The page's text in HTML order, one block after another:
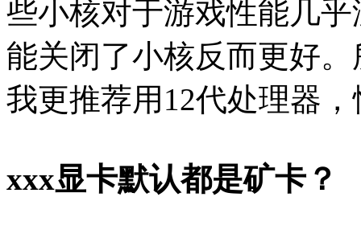
些小核对于游戏性能几
能关闭了小核反而更好
我更推荐用12代处理器
xxx显卡默认都是矿卡？